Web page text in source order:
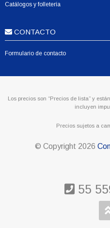
Catálogos y folletería
CONTACTO
Formulario de contacto
Los precios son “Precios de lista” y
incluyen
Precios sujetos a
© Copyright 2026
55